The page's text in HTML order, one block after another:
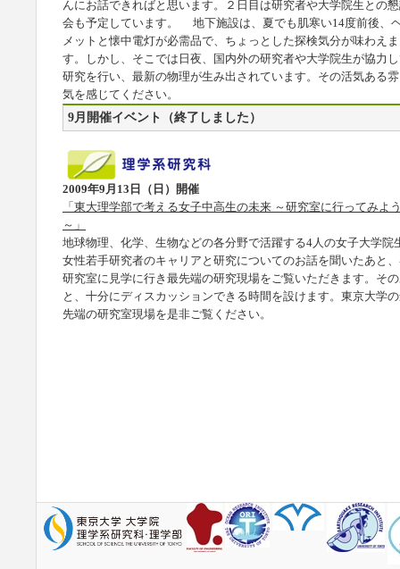
んにお話できればと思います。２日目は研究者や大学院生との
会も予定しています。 地下施設は、夏でも肌寒い14度前後、
メットと懐中電灯が必需品で、ちょっとした探検気分が味わえま
す。しかし、そこでは日夜、国内外の研究者や大学院生が協力
研究を行い、最新の物理が生み出されています。その活気ある
気を感じてください。
9月開催イベント（終了しました）
2009年9月13日（日）開催
「東大理学部で考える女子中高生の未来 ～研究室に行ってみよ
～」
地球物理、化学、生物などの各分野で活躍する4人の女子大学院
女性若手研究者のキャリアと研究についてのお話を聞いたあと
研究室に見学に行き最先端の研究現場をご覧いただきます。そ
と、十分にディスカッションできる時間を設けます。東京大学
先端の研究室現場を是非ご覧ください。